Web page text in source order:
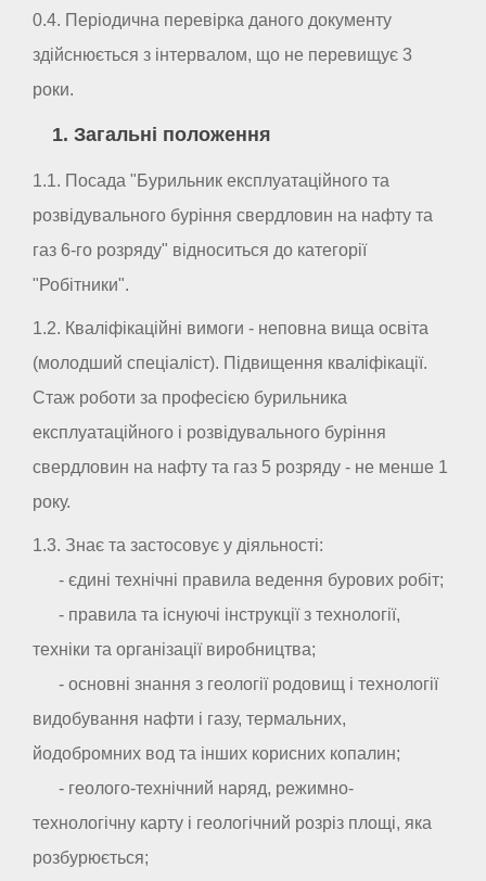
0.4. Періодична перевірка даного документу
здійснюється з інтервалом, що не перевищує 3
роки.
1. Загальні положення
1.1. Посада "Бурильник експлуатаційного та
розвідувального буріння свердловин на нафту та
газ 6-го розряду" відноситься до категорії
"Робітники".
1.2. Кваліфікаційні вимоги - неповна вища освіта
(молодший спеціаліст). Підвищення кваліфікації.
Стаж роботи за професією бурильника
експлуатаційного і розвідувального буріння
свердловин на нафту та газ 5 розряду - не менше 1
року.
1.3. Знає та застосовує у діяльності:
- єдині технічні правила ведення бурових робіт;
- правила та існуючі інструкції з технології,
техніки та організації виробництва;
- основні знання з геології родовищ і технології
видобування нафти і газу, термальних,
йодобромних вод та інших корисних копалин;
- геолого-технічний наряд, режимно-
технологічну карту і геологічний розріз площі, яка
розбурюється;